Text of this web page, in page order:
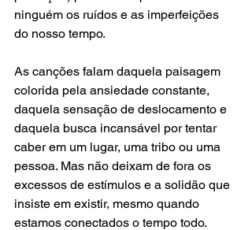
ninguém os ruídos e as imperfeições
do nosso tempo.
As canções falam daquela paisagem
colorida pela ansiedade constante,
daquela sensação de deslocamento e
daquela busca incansável por tentar
caber em um lugar, uma tribo ou uma
pessoa. Mas não deixam de fora os
excessos de estímulos e a solidão que
insiste em existir, mesmo quando
estamos conectados o tempo todo.